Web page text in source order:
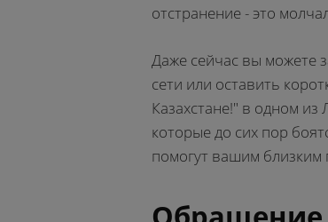
отстранение - это
Даже сейчас вы можете
сети или оставить
Казахстане!" в одном
которые до сих пор
помогут вашим близким